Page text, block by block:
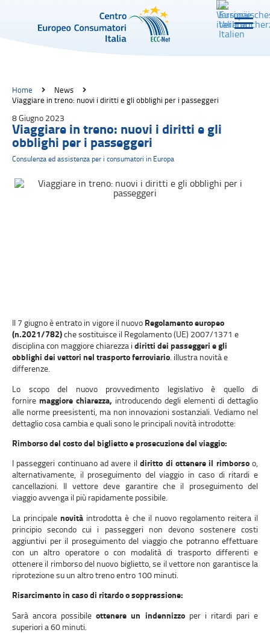
Home
News
Viaggiare in treno: nuovi i diritti e gli obblighi per i passeggeri
8 Giugno 2023
Viaggiare in treno: nuovi i diritti e gli
obblighi per i passeggeri
Consulenza ed assistenza per i consumatori in Europa
Il 7 giugno è entrato in vigore il nuovo Regolamento europeo
(n.2021/782)che sostituisce il Regolamento (UE) 2007/1371 e
disciplina con maggiore chiarezza i diritti dei passeggeri e gli
obblighi dei vettori nel trasporto ferroviario. illustra novità e
differenze.
Lo scopo del nuovo provvedimento legislativo è quello di
fornire maggiore chiarezza, introducendo degli elementi di dettaglio
alle norme preesistenti, ma non innovazioni sostanziali. Vediamo nel
dettaglio cosa cambia e quali sono le principali novità introdotte:
Rimborso del costo del biglietto e prosecuzione del viaggio:
I passeggeri continuano ad avere ildiritto di ottenere il rimborsoo,
alternativamente, il proseguimento del viaggio in caso di ritardi e
cancellazioni. Il vettore deve garantire che il proseguimento del
viaggio avvenga il più rapidamente possibile.
La principale novità introdotta è che il nuovo regolamento reitera il
principio secondo cui i passeggeri non devono sostenere costi
aggiuntivi per il proseguimento del viaggio che potranno effettuare
con un altro operatore o con modalità di trasporto differenti e
ottenere il rimborso del nuovo biglietto, se il vettore non garantisce la
riprotezione su un altro treno entro 100 minuti.
Risarcimento in caso di ritardo o soppressione:
Sarà ancora possibileottenere un indennizzoper i ritardi pari e
superiori a 60 minuti.